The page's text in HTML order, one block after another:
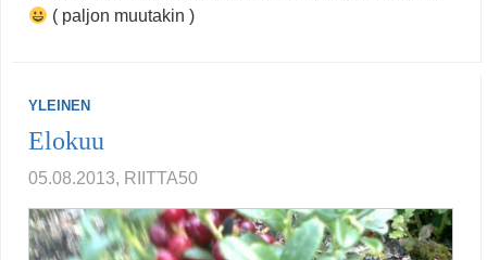
( paljon muutakin )
YLEINEN
Elokuu
05.08.2013, RIITTA50